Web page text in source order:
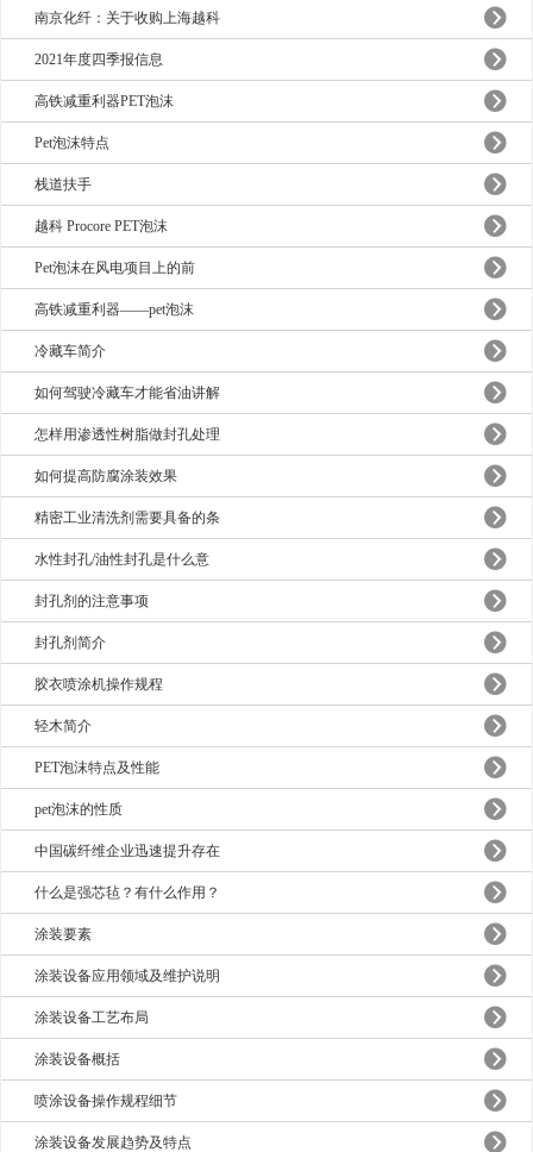
南京化纤：关于收购上海越科
2021年度四季报信息
高铁减重利器PET泡沫
Pet泡沫特点
栈道扶手
越科 Procore PET泡沫
Pet泡沫在风电项目上的前
高铁减重利器——pet泡沫
冷藏车简介
如何驾驶冷藏车才能省油讲解
怎样用渗透性树脂做封孔处理
如何提高防腐涂装效果
精密工业清洗剂需要具备的条
水性封孔/油性封孔是什么意
封孔剂的注意事项
封孔剂简介
胶衣喷涂机操作规程
轻木简介
PET泡沫特点及性能
pet泡沫的性质
中国碳纤维企业迅速提升存在
什么是强芯毡？有什么作用？
涂装要素
涂装设备应用领域及维护说明
涂装设备工艺布局
涂装设备概括
喷涂设备操作规程细节
涂装设备发展趋势及特点